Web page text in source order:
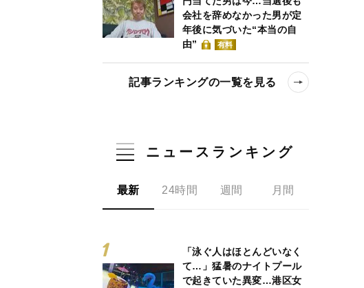
会社を辞めなかった男が定
年後に気づいた“本当の自
由”
有料
記事ランキングの一覧を見る
ニュースランキング
最新 24時間 週間 月間
「泳ぐ人はほとんどいなく
て…」猛暑のナイトプール
で起きていた異変…港区女